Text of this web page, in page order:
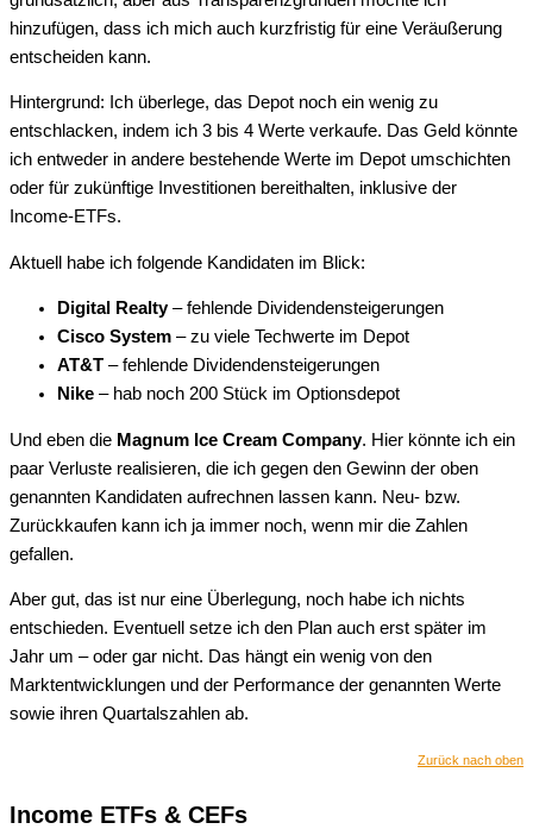
hinzufügen, dass ich mich auch kurzfristig für eine Veräußerung
entscheiden kann.
Hintergrund: Ich überlege, das Depot noch ein wenig zu
entschlacken, indem ich 3 bis 4 Werte verkaufe. Das Geld könnte
ich entweder in andere bestehende Werte im Depot umschichten
oder für zukünftige Investitionen bereithalten, inklusive der
Income-ETFs.
Aktuell habe ich folgende Kandidaten im Blick:
Digital Realty– fehlende Dividendensteigerungen
Cisco System – zu viele Techwerte im Depot
AT&T – fehlende Dividendensteigerungen
Nike – hab noch 200 Stück im Optionsdepot
Und eben die Magnum Ice Cream Company. Hier könnte ich ein
paar Verluste realisieren, die ich gegen den Gewinn der oben
genannten Kandidaten aufrechnen lassen kann. Neu- bzw.
Zurückkaufen kann ich ja immer noch, wenn mir die Zahlen
gefallen.
Aber gut, das ist nur eine Überlegung, noch habe ich nichts
entschieden. Eventuell setze ich den Plan auch erst später im
Jahr um – oder gar nicht. Das hängt ein wenig von den
Marktentwicklungen und der Performance der genannten Werte
sowie ihren Quartalszahlen ab.
Zurück nach oben
Income ETFs & CEFs